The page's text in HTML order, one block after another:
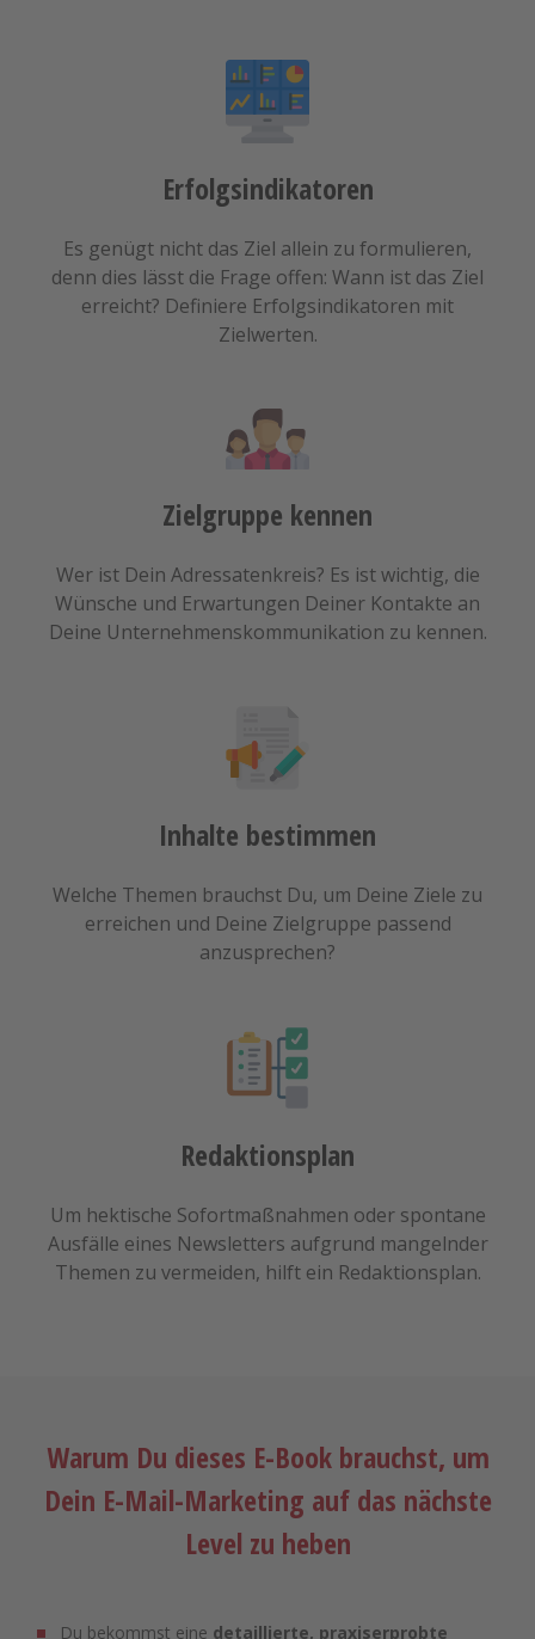
Erfolgsindikatoren
Es genügt nicht das Ziel allein zu formulieren,
denn dies lässt die Frage offen: Wann ist das Ziel
erreicht? Definiere Erfolgsindikatoren mit
Zielwerten.
Zielgruppe kennen
Wer ist Dein Adressatenkreis? Es ist wichtig, die
Wünsche und Erwartungen Deiner Kontakte an
Deine Unternehmenskommunikation zu kennen.
Inhalte bestimmen
Welche Themen brauchst Du, um Deine Ziele zu
erreichen und Deine Zielgruppe passend
anzusprechen?
Redaktionsplan
Um hektische Sofortmaßnahmen oder spontane
Ausfälle eines Newsletters aufgrund mangelnder
Themen zu vermeiden, hilft ein Redaktionsplan.
Warum Du dieses E-Book brauchst, um
Dein E-Mail-Marketing auf das nächste
Level zu heben
Du bekommst eine detaillierte, praxiserprobte